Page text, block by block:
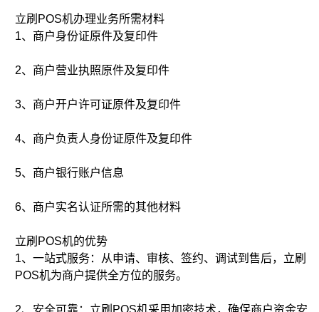
立刷POS机办理业务所需材料
1、商户身份证原件及复印件
2、商户营业执照原件及复印件
3、商户开户许可证原件及复印件
4、商户负责人身份证原件及复印件
5、商户银行账户信息
6、商户实名认证所需的其他材料
立刷POS机的优势
1、一站式服务：从申请、审核、签约、调试到售后，立刷
POS机为商户提供全方位的服务。